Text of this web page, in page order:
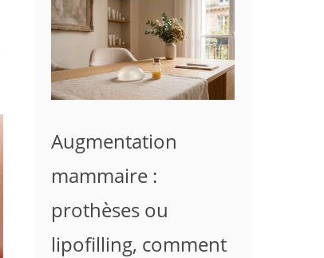
Augmentation
mammaire :
prothèses ou
lipofilling, comment